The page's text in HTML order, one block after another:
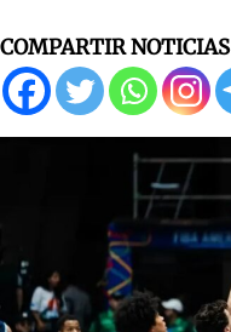
COMPARTIR NOTICIAS